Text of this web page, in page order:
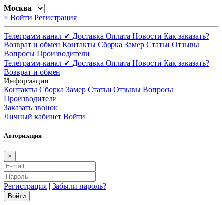
Москва
× Войти Регистрация
Телеграмм-канал ✔ Доставка Оплата Новости Как заказать?
Возврат и обмен Контакты Сборка Замер Статьи Отзывы
Вопросы Производители
Телеграмм-канал ✔ Доставка Оплата Новости Как заказать?
Возврат и обмен
Информация
Контакты Сборка Замер Статьи Отзывы Вопросы
Производители
Заказать звонок
Личный кабинет Войти
Авторизация
×
Регистрация | Забыли пароль?
Войти